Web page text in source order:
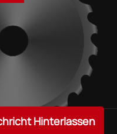
Hinterlassen